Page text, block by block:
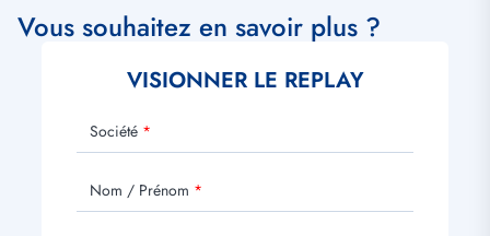
Vous souhaitez en savoir plus ?
VISIONNER LE REPLAY
Société
Nom / Prénom